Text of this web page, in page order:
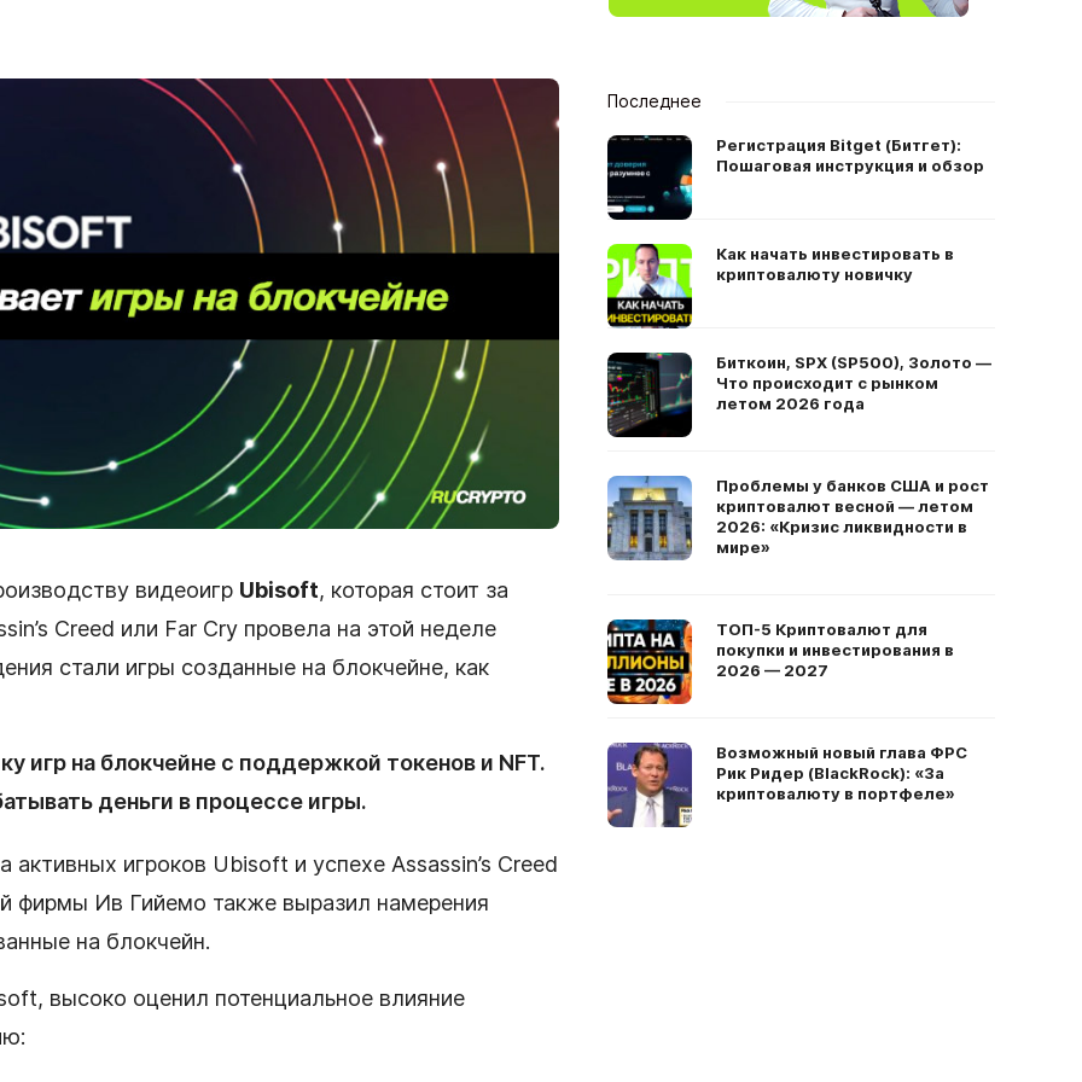
видеоигр Ubisoft, которая стоит за
Creed или Far Cry провела на этой неделе
стали игры созданные на блокчейне, как
игр на блокчейне с поддержкой токенов и NFT.
деньги в процессе игры.
игроков Ubisoft и успехе Assassin’s Creed
фирмы Ив Гийемо также выразил намерения
на блокчейн.
высоко оценил потенциальное влияние
Последнее
Регистрация Bitget (Битгет):
Пошаговая инструкция и обзор
Как начать инвестировать в
криптовалюту новичку
Биткоин, SPX (SP500), Золото —
Что происходит с рынком
летом 2026 года
Проблемы у банков США и рост
криптовалют весной — летом
2026: «Кризис ликвидности в
мире»
ТОП-5 Криптовалют для
покупки и инвестирования в
2026 — 2027
Возможный новый глава ФРС
Рик Ридер (BlackRock): «За
криптовалюту в портфеле»